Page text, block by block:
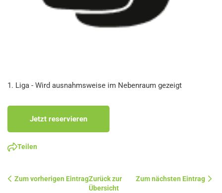
1. Liga - Wird ausnahmsweise im Nebenraum gezeigt
Jetzt reservieren
Teilen
Zum vorherigen EintragZurück zur
Übersicht
Zum nächsten Eintrag